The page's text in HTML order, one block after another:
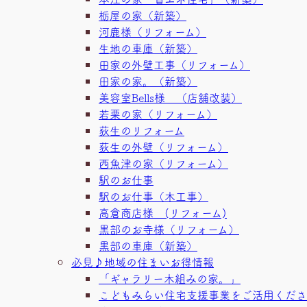
栃屋の家（新築）
河鹿様（リフォーム）
生地の車庫（新築）
田家の外壁工事（リフォーム）
田家の家。（新築）
美容室Bells様 （店舗改装）
若栗の家（リフォーム）
荻生のリフォーム
荻生の外壁（リフォーム）
西魚津の家（リフォーム）
駅のお仕事
駅のお仕事（木工事）
高倉商店様 (リフォーム)
黒部のお寺様（リフォーム）
黒部の車庫（新築）
必見♪地域の住まいお得情報
「ギャラリー木組みの家。」
こどもみらい住宅支援事業をご活用くだ